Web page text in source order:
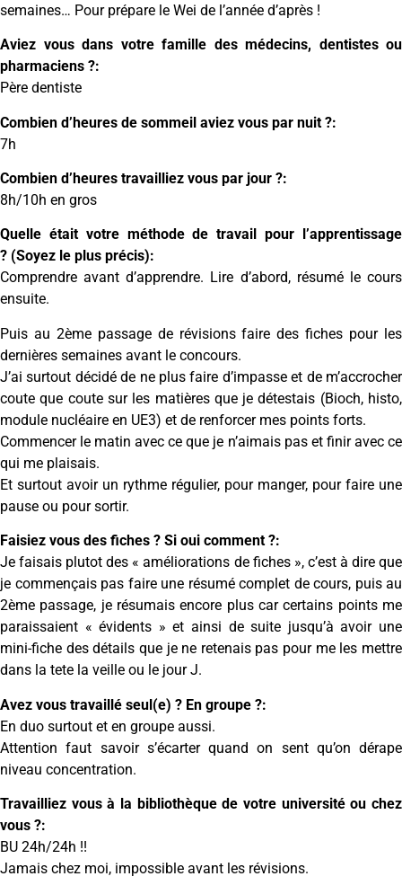
semaines… Pour prépare le Wei de l’année d’après !
Aviez vous dans votre famille des médecins, dentistes ou
pharmaciens ?:
Père dentiste
Combien d’heures de sommeil aviez vous par nuit ?:
7h
Combien d’heures travailliez vous par jour ?:
8h/10h en gros
Quelle était votre méthode de travail pour l’apprentissage
? (Soyez le plus précis):
Comprendre avant d’apprendre. Lire d’abord, résumé le cours
ensuite.
Puis au 2ème passage de révisions faire des fiches pour les
dernières semaines avant le concours.
J’ai surtout décidé de ne plus faire d’impasse et de m’accrocher
coute que coute sur les matières que je détestais (Bioch, histo,
module nucléaire en UE3) et de renforcer mes points forts.
Commencer le matin avec ce que je n’aimais pas et finir avec ce
qui me plaisais.
Et surtout avoir un rythme régulier, pour manger, pour faire une
pause ou pour sortir.
Faisiez vous des fiches ? Si oui comment ?:
Je faisais plutot des « améliorations de fiches », c’est à dire que
je commençais pas faire une résumé complet de cours, puis au
2ème passage, je résumais encore plus car certains points me
paraissaient « évidents » et ainsi de suite jusqu’à avoir une
mini-fiche des détails que je ne retenais pas pour me les mettre
dans la tete la veille ou le jour J.
Avez vous travaillé seul(e) ? En groupe ?:
En duo surtout et en groupe aussi.
Attention faut savoir s’écarter quand on sent qu’on dérape
niveau concentration.
Travailliez vous à la bibliothèque de votre université ou chez
vous ?:
BU 24h/24h !!
Jamais chez moi, impossible avant les révisions.